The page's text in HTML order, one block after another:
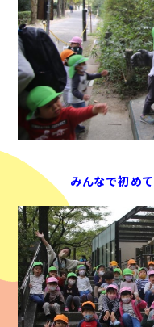
みんなで初め